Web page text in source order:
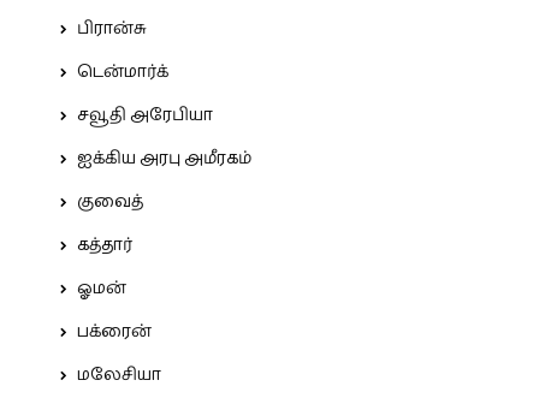
பிரான்சு
டென்மார்க்
சவூதி அரேபியா
ஐக்கிய அரபு அமீரகம்
குவைத்
கத்தார்
ஓமன்
பக்ரைன்
மலேசியா